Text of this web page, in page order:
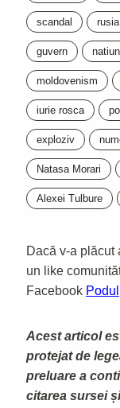
scandal rusia
guvern
moldovenism
iurie rosca
exploziv
Natasa Morari
Alexei Tulbure
Dacă v-a plăcut
un like
Facebook Podul
Acest articol
protejat de
preluare a
citarea sursei